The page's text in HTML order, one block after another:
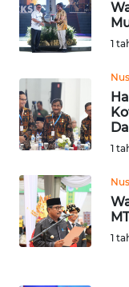
1
1
1
WN
JOGJA
WN
JATIM
WN
WN
KALBAR